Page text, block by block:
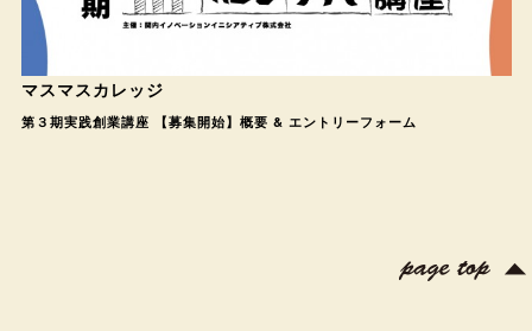
マスマスカレッジ
第３期実践創業講座 【募集開始】概要 & エントリーフォーム